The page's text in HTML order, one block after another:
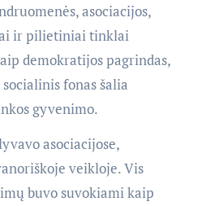
asociacijos,
ir pilietiniai tinklai
demokratijos pagrindas,
fonas šalia
gyvenimo.
asociacijose,
veikloje. Vis
buvo suvokiami kaip